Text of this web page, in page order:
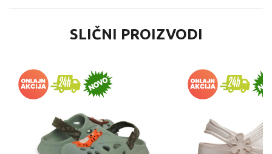
SLIČNI PROIZVODI